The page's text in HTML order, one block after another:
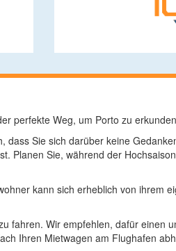
perfekte Weg, um Porto zu
dass Sie sich darüber keine
Planen Sie, während der
kann sich erheblich von ihrem
fahren. Wir empfehlen, dafür
Ihren Mietwagen am Flughafen